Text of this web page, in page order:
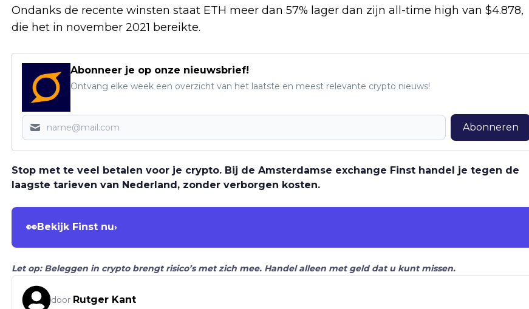
Ondanks de recente winsten staat ETH meer dan 57% lager dan zijn all-time high van $4.878,
die het in november 2021 bereikte.
Abonneer je op onze nieuwsbrief!
Ontvang elke week een overzicht van het laatste en meest relevante crypto nieuws!
Abonneren
Stop met te veel betalen voor je crypto. Bij de Amsterdamse exchange Finst handel je tegen de
laagste tarieven van Nederland, zonder verborgen kosten.
👀Bekijk Finst nu›
Let op: Beleggen in crypto brengt risico’s met zich mee. Handel alleen met geld dat u kunt missen.
door Rutger Kant